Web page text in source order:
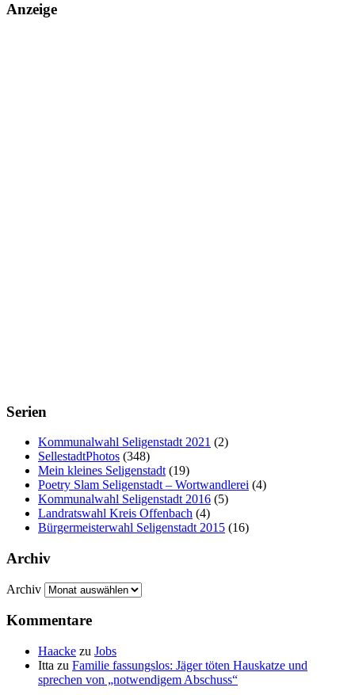
Anzeige
Serien
Kommunalwahl Seligenstadt 2021 (2)
SellestadtPhotos (348)
Mein kleines Seligenstadt (19)
Poetry Slam Seligenstadt – Wortwandlerei (4)
Kommunalwahl Seligenstadt 2016 (5)
Landratswahl Kreis Offenbach (4)
Bürgermeisterwahl Seligenstadt 2015 (16)
Archiv
Archiv
Kommentare
Haacke zu Jobs
Itta zu Familie fassungslos: Jäger töten Hauskatze und
sprechen von „notwendigem Abschuss“